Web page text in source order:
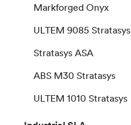
Markforged Onyx
ULTEM 9085 Stratasys
Stratasys ASA
ABS M30 Stratasys
ULTEM 1010 Stratasys